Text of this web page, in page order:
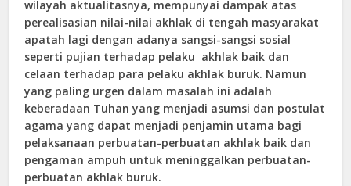
wilayah aktualitasnya, mempunyai dampak atas
perealisasian nilai-nilai akhlak di tengah masyarakat
apatah lagi dengan adanya sangsi-sangsi sosial
seperti pujian terhadap pelaku akhlak baik dan
celaan terhadap para pelaku akhlak buruk. Namun
yang paling urgen dalam masalah ini adalah
keberadaan Tuhan yang menjadi asumsi dan postulat
agama yang dapat menjadi penjamin utama bagi
pelaksanaan perbuatan-perbuatan akhlak baik dan
pengaman ampuh untuk meninggalkan perbuatan-
perbuatan akhlak buruk.